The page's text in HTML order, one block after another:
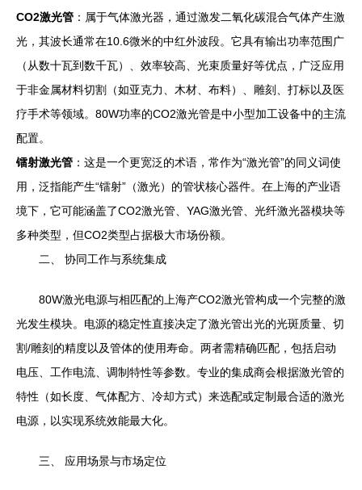
CO2激光管 ：属于气体激光器，通过激发二氧化碳混合气体产生激
光，其波长通常在10.6微米的中红外波段。它具有输出功率范围广
（从数十瓦到数千瓦）、效率较高、光束质量好等优点，广泛应用
于非金属材料切割（如亚克力、木材、布料）、雕刻、打标以及医
疗手术等领域。80W功率的CO2激光管是中小型加工设备中的主流
配置。
镭射激光管 ：这是一个更宽泛的术语，常作为“激光管”的同义词使
用，泛指能产生“镭射”（激光）的管状核心器件。在上海的产业语
境下，它可能涵盖了CO2激光管、YAG激光管、光纤激光器模块等
多种类型，但CO2类型占据极大市场份额。
二、 协同工作与系统集成
80W激光电源与相匹配的上海产CO2激光管构成一个完整的激
光发生模块。电源的稳定性直接决定了激光管出光的光斑质量、切
割/雕刻的精度以及管体的使用寿命。两者需精确匹配，包括启动
电压、工作电流、调制特性等参数。专业的集成商会根据激光管的
特性（如长度、气体配方、冷却方式）来选配或定制最合适的激光
电源，以实现系统效能最大化。
三、 应用场景与市场定位